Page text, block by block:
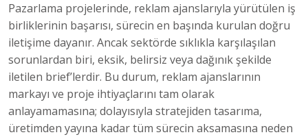
Pazarlama projelerinde, reklam ajanslarıyla yürütülen iş
birliklerinin başarısı, sürecin en başında kurulan doğru
iletişime dayanır. Ancak sektörde sıklıkla karşılaşılan
sorunlardan biri, eksik, belirsiz veya dağınık şekilde
iletilen brief’lerdir. Bu durum, reklam ajanslarının
markayı ve proje ihtiyaçlarını tam olarak
anlayamamasına; dolayısıyla stratejiden tasarıma,
üretimden yayına kadar tüm sürecin aksamasına neden